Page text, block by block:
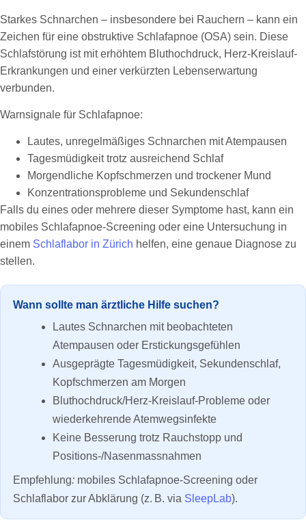
Starkes Schnarchen – insbesondere bei Rauchern – kann ein
Zeichen für eine obstruktive Schlafapnoe (OSA) sein. Diese
Schlafstörung ist mit erhöhtem Bluthochdruck, Herz-Kreislauf-
Erkrankungen und einer verkürzten Lebenserwartung
verbunden.
Warnsignale für Schlafapnoe:
Lautes, unregelmäßiges Schnarchen mit Atempausen
Tagesmüdigkeit trotz ausreichend Schlaf
Morgendliche Kopfschmerzen und trockener Mund
Konzentrationsprobleme und Sekundenschlaf
Falls du eines oder mehrere dieser Symptome hast, kann ein
mobiles Schlafapnoe-Screening oder eine Untersuchung in
einem Schlaflabor in Zürich helfen, eine genaue Diagnose zu
stellen.
Wann sollte man ärztliche Hilfe suchen?
Lautes Schnarchen mit beobachteten
Atempausen oder Erstickungsgefühlen
Ausgeprägte Tagesmüdigkeit, Sekundenschlaf,
Kopfschmerzen am Morgen
Bluthochdruck/Herz‑Kreislauf‑Probleme oder
wiederkehrende Atemwegsinfekte
Keine Besserung trotz Rauchstopp und
Positions-/Nasenmassnahmen
Empfehlung: mobiles Schlafapnoe‑Screening oder
Schlaflabor zur Abklärung (z. B. via SleepLab).